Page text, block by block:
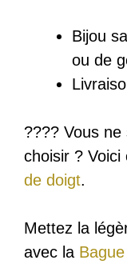
Bijou
ou de
???? Vous
choisir ? Voici
de doigt.
Mettez la
avec la